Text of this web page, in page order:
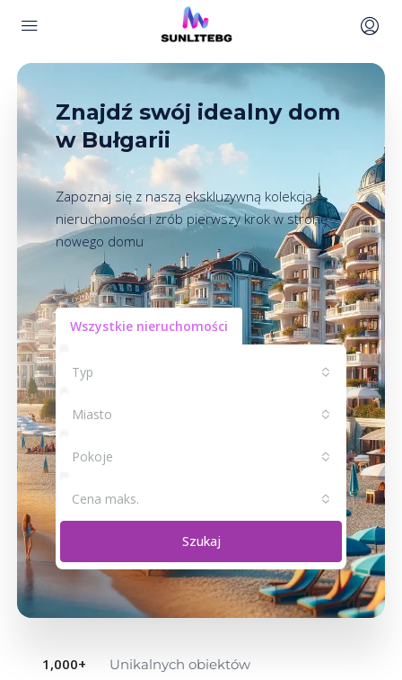
Znajdź swój idealny dom
w Bułgarii
Zapoznaj się z naszą ekskluzywną kolekcją
nieruchomości i zrób pierwszy krok w stronę
nowego domu
Wszystkie nieruchomości
Typ
Miasto
Pokoje
Cena maks.
Szukaj
1,000+ Unikalnych obiektów